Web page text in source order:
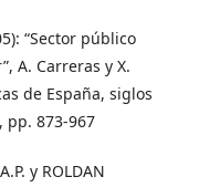
“Sector público
A. Carreras y X.
de España, siglos
pp. 873-967
y ROLDAN